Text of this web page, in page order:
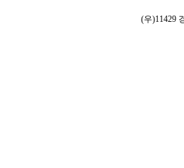
(우)11429